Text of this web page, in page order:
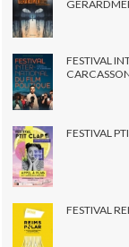
FESTIVAL
FESTIVAL
FESTIVAL